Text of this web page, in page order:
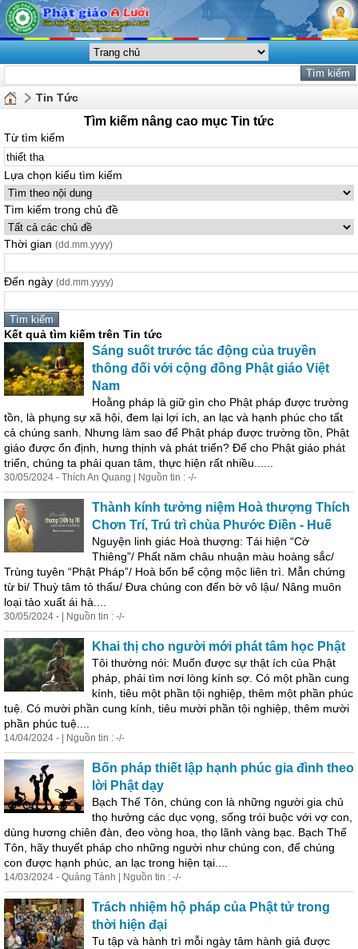
Tin Tức
Tìm kiếm nâng cao mục Tin tức
Từ tìm kiếm
Lựa chọn kiểu tìm kiếm
Tìm kiếm trong chủ đề
Thời gian (dd.mm.yyyy)
Đến ngày (dd.mm.yyyy)
Kết quả tìm kiếm trên Tin tức
Sáng suốt trước tác động của truyền
thông đối với cộng đồng Phật giáo Việt
Nam
Hoằng pháp là giữ gìn cho Phật pháp được trường
tồn, là phụng sự xã hội, đem lại lợi ích, an lạc và hạnh phúc cho tất
cả chúng sanh. Nhưng làm sao để Phật pháp được trường tồn, Phật
giáo được ổn định, hưng thịnh và phát triển? Để cho Phật giáo phát
triển, chúng ta phải quan tâm, thực hiện rất nhiều......
30/05/2024 - Thích An Quang | Nguồn tin : -/-
Thành kính tưởng niệm Hoà thượng Thích
Chơn Trí, Trú trì chùa Phước Điền - Huế
Nguyện linh giác Hoà thượng: Tái hiện “Cờ
Thiêng”/ Phất năm châu nhuận màu hoàng sắc/
Trùng tuyên “Phật Pháp”/ Hoà bốn bể cộng mộc liên trì. Mẫn chứng
từ bi/ Thuỳ tâm tỏ thấu/ Đưa chúng con đến bờ vô lậu/ Nâng muôn
loại tảo xuất ái hà....
30/05/2024 - | Nguồn tin : -/-
Khai thị cho người mới phát tâm học Phật
Tôi thường nói: Muốn được sự thật ích của Phật
pháp, phải tìm nơi lòng kính sợ. Có một phần cung
kính, tiêu một phần tội nghiệp, thêm một phần phúc
tuệ. Có mười phần cung kính, tiêu mười phần tội nghiệp, thêm mười
phần phúc tuệ....
14/04/2024 - | Nguồn tin : -/-
Bốn pháp thiết lập hạnh phúc gia đình theo
lời Phật dạy
Bạch Thế Tôn, chúng con là những người gia chủ
thọ hưởng các dục vọng, sống trói buộc với vợ con,
dùng hương chiên đàn, đeo vòng hoa, thọ lãnh vàng bạc. Bạch Thế
Tôn, hãy thuyết pháp cho những người như chúng con, để chúng
con được hạnh phúc, an lạc trong hiện tại....
14/03/2024 - Quảng Tánh | Nguồn tin : -/-
Trách nhiệm hộ pháp của Phật tử trong
thời hiện đại
Tu tập và hành trì mỗi ngày tâm hành giả được